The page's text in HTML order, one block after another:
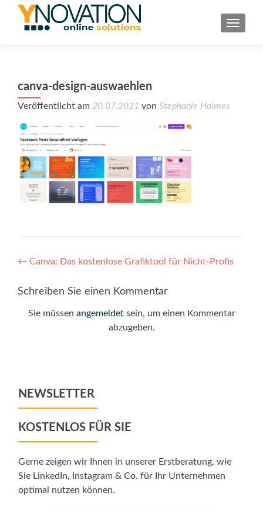
canva-design-auswaehlen
Veröffentlicht am 20.07.2021 von Stephanie Holmes
Post
navigation
← Canva: Das kostenlose Grafiktool für Nicht-Profis
Schreiben Sie einen Kommentar
Sie müssen angemeldetsein, um einen Kommentar
abzugeben.
NEWSLETTER
KOSTENLOS FÜR SIE
Gerne zeigen wir Ihnen in unserer Erstberatung, wie
Sie LinkedIn, Instagram & Co. für Ihr Unternehmen
optimal nutzen können.